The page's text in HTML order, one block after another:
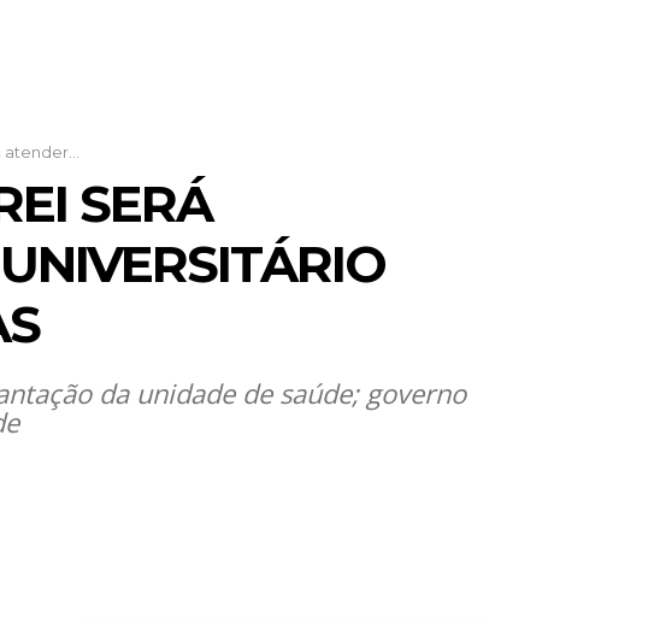
SERÁ
da unidade de saúde; governo